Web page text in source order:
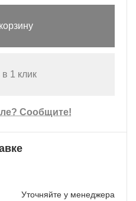
в 1 клик
Сообщите!
Уточняйте у менеджера